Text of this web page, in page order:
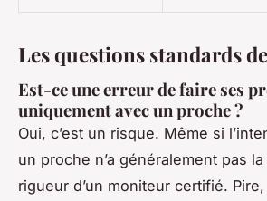
Les questions standards
Est-ce une erreur de faire ses
uniquement avec un proche ?
Oui, c’est un risque. Même si
un proche n’a généralement pas
rigueur d’un moniteur certifié.